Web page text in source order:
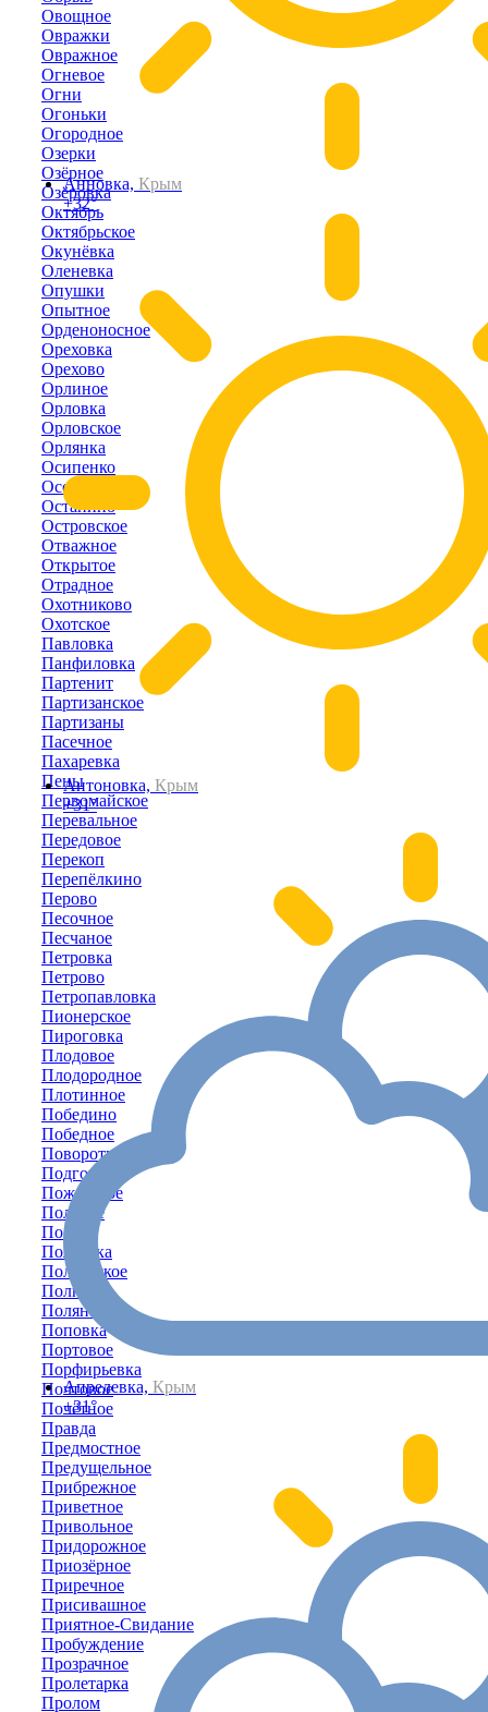
Анновка, Крым
+32°
Антоновка, Крым
+31°
Апрелевка, Крым
+31°
Овощное
Овражки
Овражное
Огневое
Огни
Огоньки
Огородное
Озерки
Озёрное
Озёровка
Октябрь
Октябрьское
Окунёвка
Оленевка
Опушки
Опытное
Орденоносное
Ореховка
Орехово
Орлиное
Орловка
Орловское
Орлянка
Осипенко
Осовины
Останино
Островское
Отважное
Открытое
Отрадное
Охотниково
Охотское
Павловка
Панфиловка
Партенит
Партизанское
Партизаны
Пасечное
Пахаревка
Пены
Первомайское
Перевальное
Передовое
Перекоп
Перепёлкино
Перово
Песочное
Песчаное
Петровка
Петрово
Петропавловка
Пионерское
Пироговка
Плодовое
Плодородное
Плотинное
Победино
Победное
Поворотное
Подгорное
Пожарское
Полевое
Пологи
Полтавка
Полтавское
Полюшко
Поляна
Поповка
Портовое
Порфирьевка
Почтовое
Почётное
Правда
Предмостное
Предущельное
Прибрежное
Приветное
Привольное
Придорожное
Приозёрное
Приречное
Присивашное
Приятное-Свидание
Пробуждение
Прозрачное
Пролетарка
Пролом